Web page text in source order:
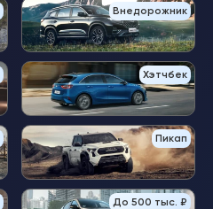
Внедорожник
Хэтчбек
Пикап
До 500 тыс. ₽